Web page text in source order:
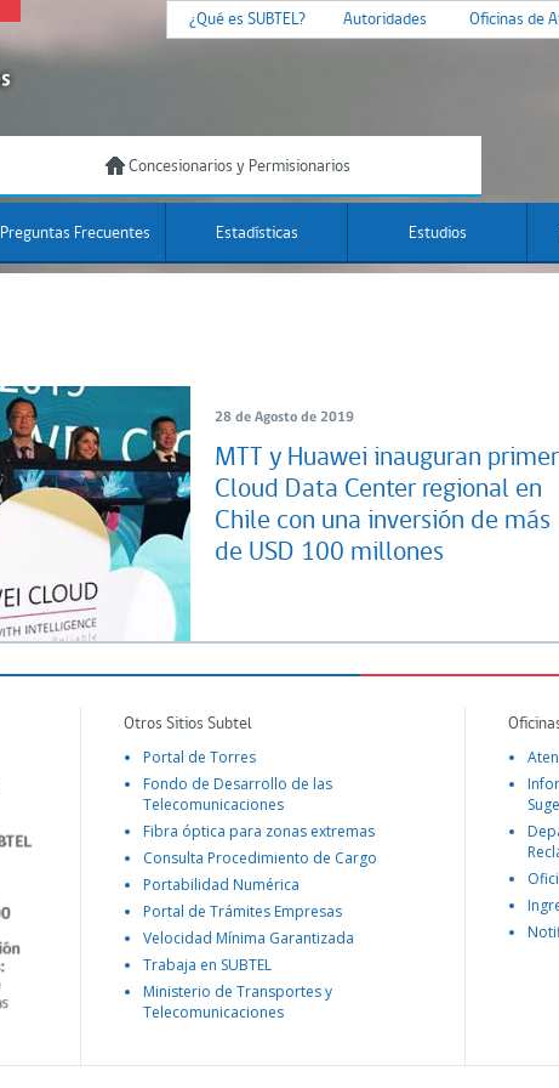
¿Qué es SUBTEL? Autoridades Oficinas de
Concesionarios y Permisionarios
Preguntas Frecuentes Estadísticas Estudios
28 de Agosto de 2019
MTT y Huawei inauguran primer
Cloud Data Center regional en
Chile con una inversión de más
de USD 100 millones
Otros Sitios Subtel
Portal de Torres
Fondo de Desarrollo de las
Telecomunicaciones
Fibra óptica para zonas extremas
Consulta Procedimiento de Cargo
Portabilidad Numérica
Portal de Trámites Empresas
Velocidad Mínima Garantizada
Trabaja en SUBTEL
Ministerio de Transportes y
Telecomunicaciones